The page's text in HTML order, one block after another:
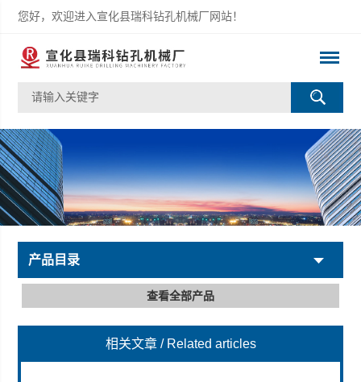
您好，欢迎进入宣化县瑞科钻孔机械厂网站！
产品目录
查看全部产品
相关文章 / Related articles